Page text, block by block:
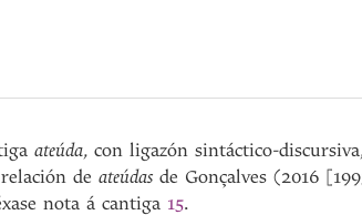
ateúda, con ligazón sintáctico-
de ateúdas de Gonçalves (2016
nota á cantiga 15.